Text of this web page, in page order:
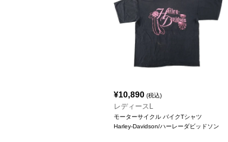
¥10,890 (税込)
レディースL
モーターサイクル バイクTシャツ
Harley-Davidson/ハーレーダビッドソン